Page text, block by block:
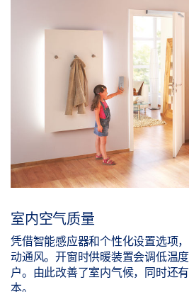
室内空气质量
凭借智能感应器和个性化设置选项
动通风。开窗时供暖装置会调低温
户。由此改善了室内气候，同时还
本。